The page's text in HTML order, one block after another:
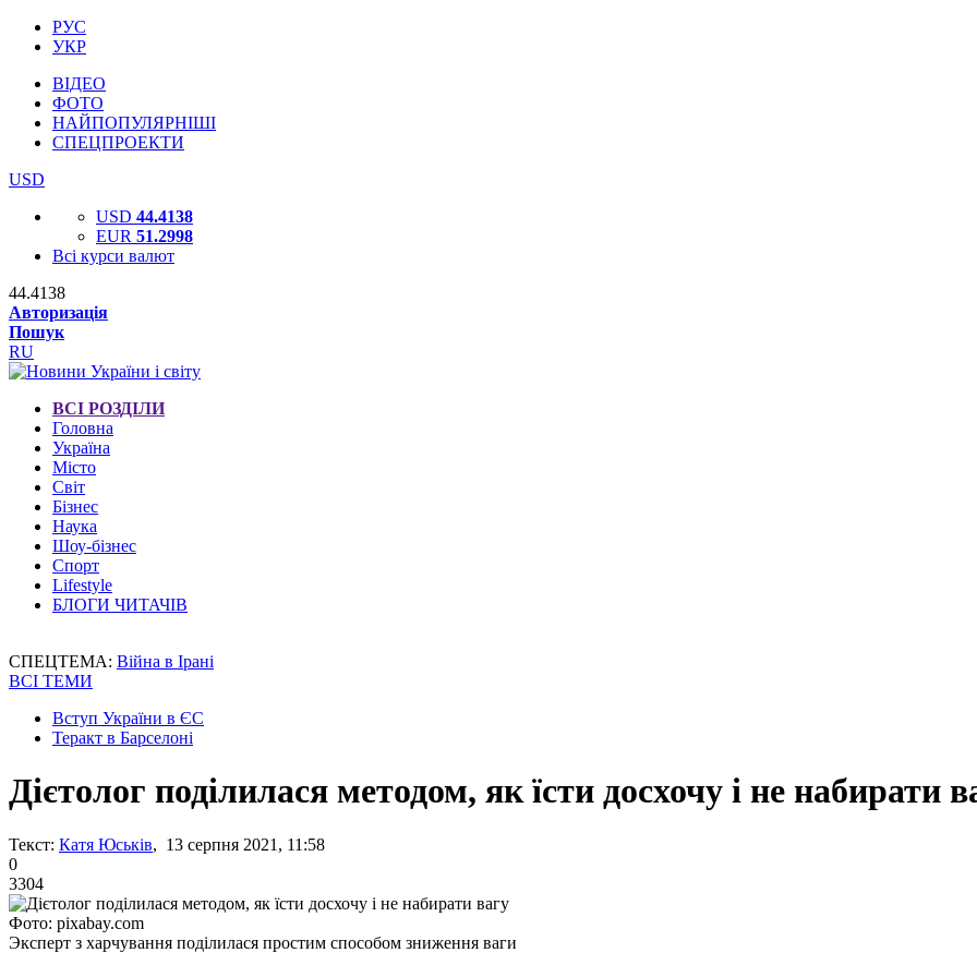
РУС
УКР
ВІДЕО
ФОТО
НАЙПОПУЛЯРНІШІ
СПЕЦПРОЕКТИ
USD
USD 44.4138
EUR 51.2998
Всі курси валют
44.4138
Авторизація
Пошук
RU
ВСІ РОЗДІЛИ
Головна
Україна
Місто
Світ
Бізнес
Наука
Шоу-бізнес
Спорт
Lifestyle
БЛОГИ ЧИТАЧІВ
СПЕЦТЕМА: Війна в Ірані
ВСІ ТЕМИ
Вступ України в ЄС
Теракт в Барселоні
Дієтолог поділилася методом, як їсти досхочу і не набирати
Текст: Катя Юськів, 13 серпня 2021, 11:58
0
3304
Фото: pixabay.com
Эксперт з харчування поділилася простим способом зниження ваги